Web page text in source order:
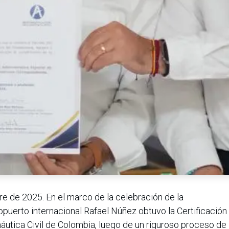
de 2025. En el marco de la celebración de la
internacional Rafael Núñez obtuvo la Certificación
Civil de Colombia, luego de un riguroso proceso de